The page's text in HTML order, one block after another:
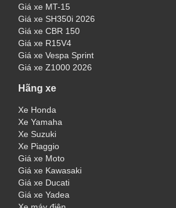
Giá xe MT-15
Giá xe SH350i 2026
Giá xe CBR 150
Giá xe R15V4
Giá xe Vespa Sprint
Giá xe Z1000 2026
Hãng xe
Xe Honda
Xe Yamaha
Xe Suzuki
Xe Piaggio
Giá xe Moto
Giá xe Kawasaki
Giá xe Ducati
Giá xe Yadea